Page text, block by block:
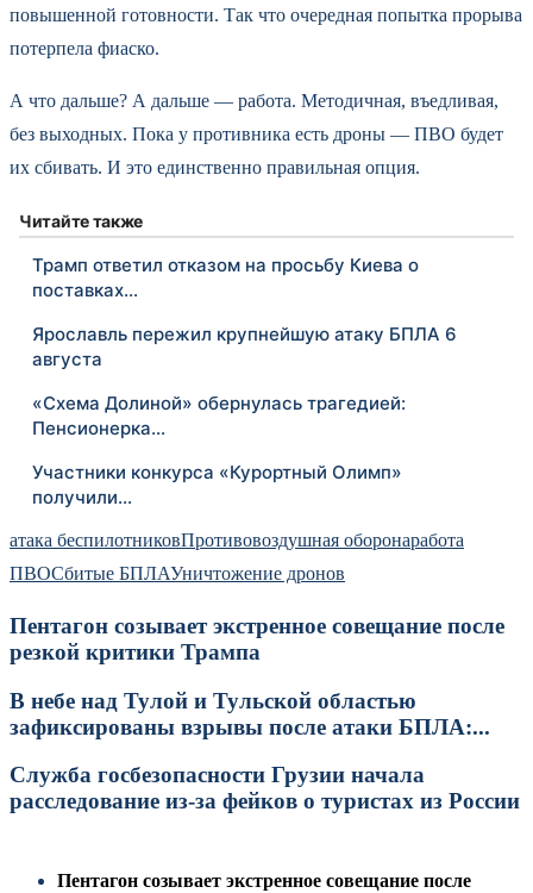
повышенной готовности. Так что очередная попытка прорыва
потерпела фиаско.
А что дальше? А дальше — работа. Методичная, въедливая,
без выходных. Пока у противника есть дроны — ПВО будет
их сбивать. И это единственно правильная опция.
Читайте также
Трамп ответил отказом на просьбу Киева о
поставках…
Ярославль пережил крупнейшую атаку БПЛА 6
августа
«Схема Долиной» обернулась трагедией:
Пенсионерка…
Участники конкурса «Курортный Олимп»
получили…
атака беспилотниковПротивовоздушная оборонаработа
ПВОСбитые БПЛАУничтожение дронов
Пентагон созывает экстренное совещание после
резкой критики Трампа
В небе над Тулой и Тульской областью
зафиксированы взрывы после атаки БПЛА:...
Служба госбезопасности Грузии начала
расследование из-за фейков о туристах из России
Пентагон созывает экстренное совещание после